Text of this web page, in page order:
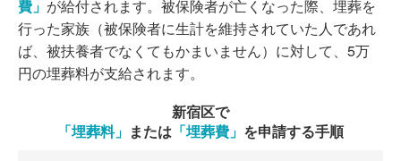
費」 が給付されます。被保険者が亡くなった際、埋葬を
行った家族（被保険者に生計を維持されていた人であれ
ば、被扶養者でなくてもかまいません）に対して、5万
円の埋葬料が支給されます。
新宿区で
「埋葬料」 または 「埋葬費」 を申請する手順